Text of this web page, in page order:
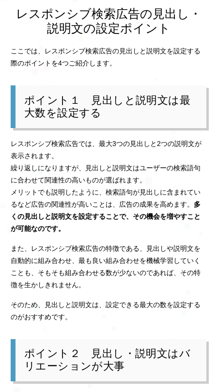
レスポンシブ検索広告の見出し・
説明文の設定ポイント
ここでは、レスポンシブ検索広告の見出しと説明文を設定する
際のポイントを4つご紹介します。
ポイント１ 見出しと説明文は最
大数を設定する
レスポンシブ検索広告では、最大3つの見出しと2つの説明文が
表示されます。
繰り返しになりますが、見出しと説明文はユーザーの検索語句
に合わせて関連性の高いものが選ばれます。
メリットでも説明したように、検索語句が見出しに含まれてい
るなど広告の関連性が高いことは、広告の成果を高めます。 多
くの見出しと説明文を設定することで、その機会を増やすこと
が可能なのです。
また、レスポンシブ検索広告の特徴である、見出しや説明文を
自動的に組み合わせ、最も良い組み合わせを機械学習していく
ことも、そもそも組み合わせる数が少ないのであれば、その特
徴を生かしきれません。
そのため、見出しと説明文は、設定できる最大の数を設定する
のがおすすめです。
ポイント２ 見出し・説明文はバ
リエーションが大事